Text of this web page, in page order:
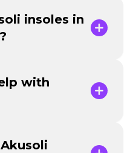
insoles in
with